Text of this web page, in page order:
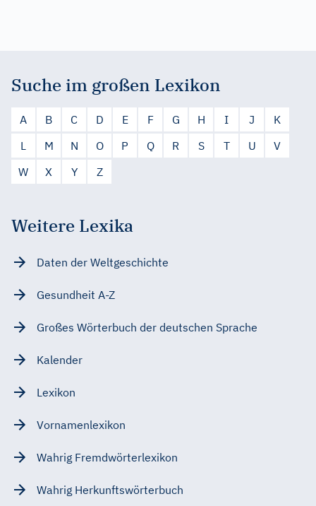
Suche im großen Lexikon
A B C D E F G H I J
K
L
M N O P Q R S T U
V
W
X Y Z
Weitere Lexika
Daten der Weltgeschichte
Gesundheit A-Z
Großes Wörterbuch der deutschen Sprache
Kalender
Lexikon
Vornamenlexikon
Wahrig Fremdwörterlexikon
Wahrig Herkunftswörterbuch